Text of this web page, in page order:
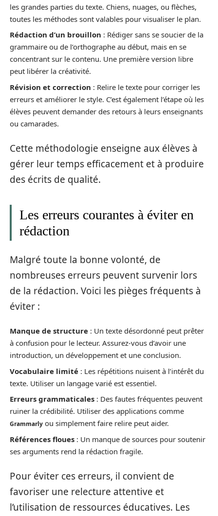
les grandes parties du texte. Chiens, nuages, ou flèches,
toutes les méthodes sont valables pour visualiser le plan.
Rédaction d’un brouillon : Rédiger sans se soucier de la
grammaire ou de l’orthographe au début, mais en se
concentrant sur le contenu. Une première version libre
peut libérer la créativité.
Révision et correction : Relire le texte pour corriger les
erreurs et améliorer le style. C’est également l’étape où les
élèves peuvent demander des retours à leurs enseignants
ou camarades.
Cette méthodologie enseigne aux élèves à
gérer leur temps efficacement et à produire
des écrits de qualité.
Les erreurs courantes à éviter en
rédaction
Malgré toute la bonne volonté, de
nombreuses erreurs peuvent survenir lors
de la rédaction. Voici les pièges fréquents à
éviter :
Manque de structure : Un texte désordonné peut prêter
à confusion pour le lecteur. Assurez-vous d’avoir une
introduction, un développement et une conclusion.
Vocabulaire limité : Les répétitions nuisent à l’intérêt du
texte. Utiliser un langage varié est essentiel.
Erreurs grammaticales : Des fautes fréquentes peuvent
ruiner la crédibilité. Utiliser des applications comme
Grammarly ou simplement faire relire peut aider.
Références floues : Un manque de sources pour soutenir
ses arguments rend la rédaction fragile.
Pour éviter ces erreurs, il convient de
favoriser une relecture attentive et
l’utilisation de ressources éducatives. Les